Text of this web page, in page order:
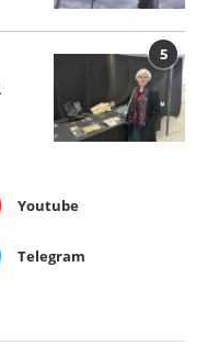
5
Youtube
Telegram